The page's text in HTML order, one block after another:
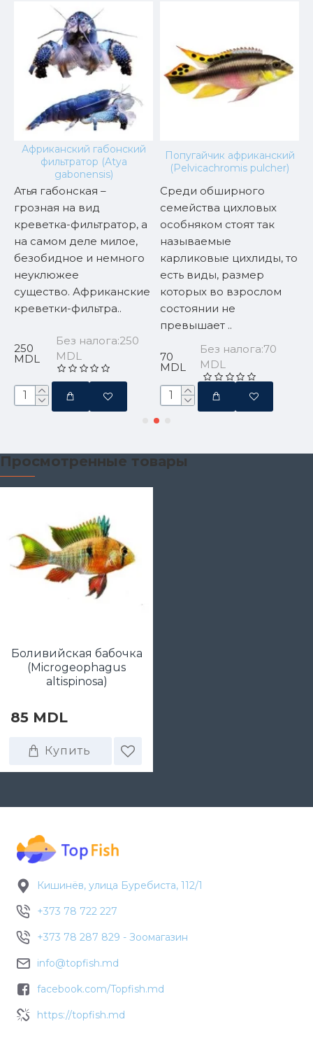
Африканский габонский
фильтратор (Atya
gabonensis)
Атья габонская –
грозная на вид
креветка-фильтратор, а
на самом деле милое,
безобидное и немного
неуклюжее
существо. Африканские
креветки-фильтра..
250
MDL
Без налога:250
MDL
Попугайчик африканский
(Pelvicachromis pulcher)
Среди обширного
семейства цихловых
особняком стоят так
называемые
карликовые цихлиды, то
есть виды, размер
которых во взрослом
состоянии не
превышает ..
70
MDL
Без налога:70
MDL
Просмотренные товары
Боливийская бабочка
(Microgeophagus
altispinosa)
85 MDL
Купить
Кишинёв, улица Буребиста, 112/1
+373 78 722 227
+373 78 287 829 - Зоомагазин
info@topfish.md
facebook.com/Topfish.md
https://topfish.md